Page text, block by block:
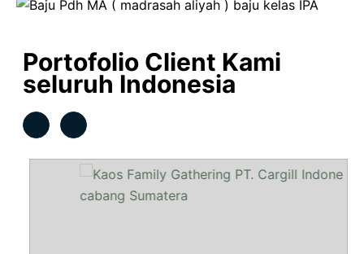
Portofolio Client Kami
seluruh Indonesia